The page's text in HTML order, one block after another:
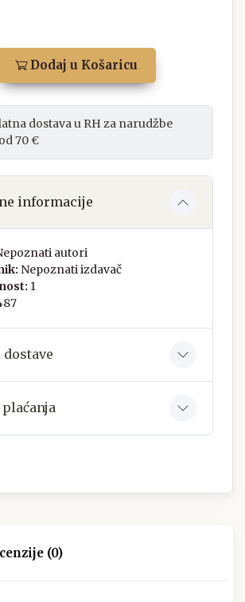
Dodaj u Košaricu
dostava u RH za narudžbe
70 €
informacije
autori
Nepoznati izdavač
1
dostave
(0)